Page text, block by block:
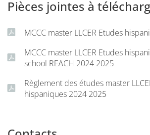
Pièces jointes à
MCCC master LLCER Etudes
MCCC master LLCER Etudes
school REACH 2024 2025
Règlement des études master
hispaniques 2024 2025